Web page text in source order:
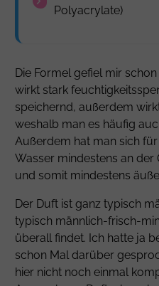
Polyacrylate)
Die Formel gefiel mir
wirkt stark
speichernd, außerdem
weshalb man es häufig
Außerdem hat man sich
Wasser mindestens an
und somit mindestens
Der Duft ist ganz typisch
typisch männlich-frisch-
überall findet. Ich hatte ja
schon Mal darüber
hier nicht noch einmal